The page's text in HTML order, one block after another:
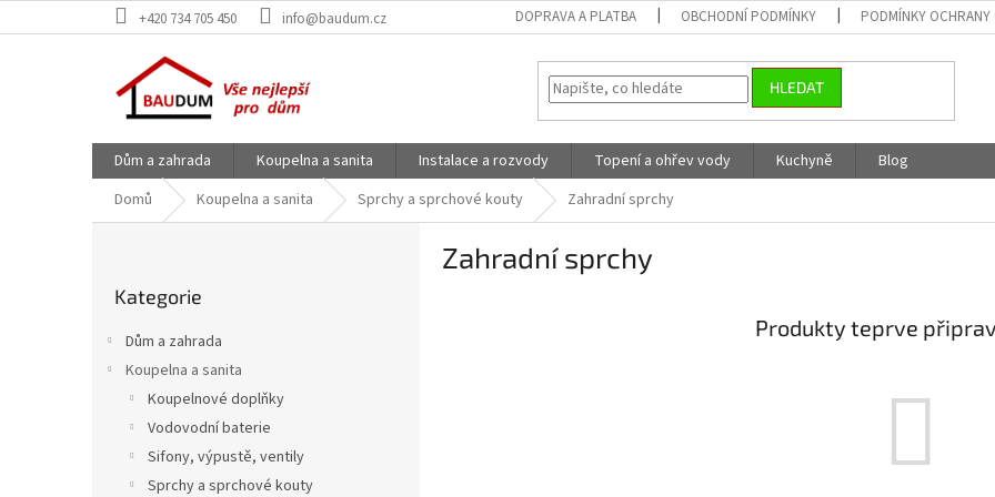
na
+420 734 705 450 info@baudum.cz DOPRAVA A PLATBA OBCHODNÍ PODMÍNKY PODMÍNKY OCHRANY
HLEDAT
Dům a zahrada Koupelna a sanita Instalace a rozvody Topení a ohřev vody Kuchyně
Blog
Domů
Koupelna a sanita Sprchy a sprchové kouty Zahradní sprchy
kategorie
Kategorie
Dům a zahrada
Koupelna a sanita
Koupelnové doplňky
Vodovodní baterie
Sifony, výpustě, ventily
Sprchy a sprchové kouty
Zahradní sprchy
Produkty teprve